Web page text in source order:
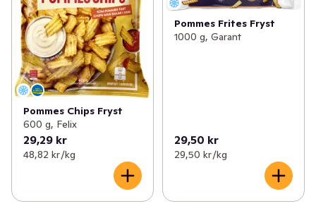
Pommes Chips Fryst
600 g, Felix
29,29 kr
48,82 kr /kg
Pommes Frites Fryst
1000 g, Garant
29,50 kr
29,50 kr /kg